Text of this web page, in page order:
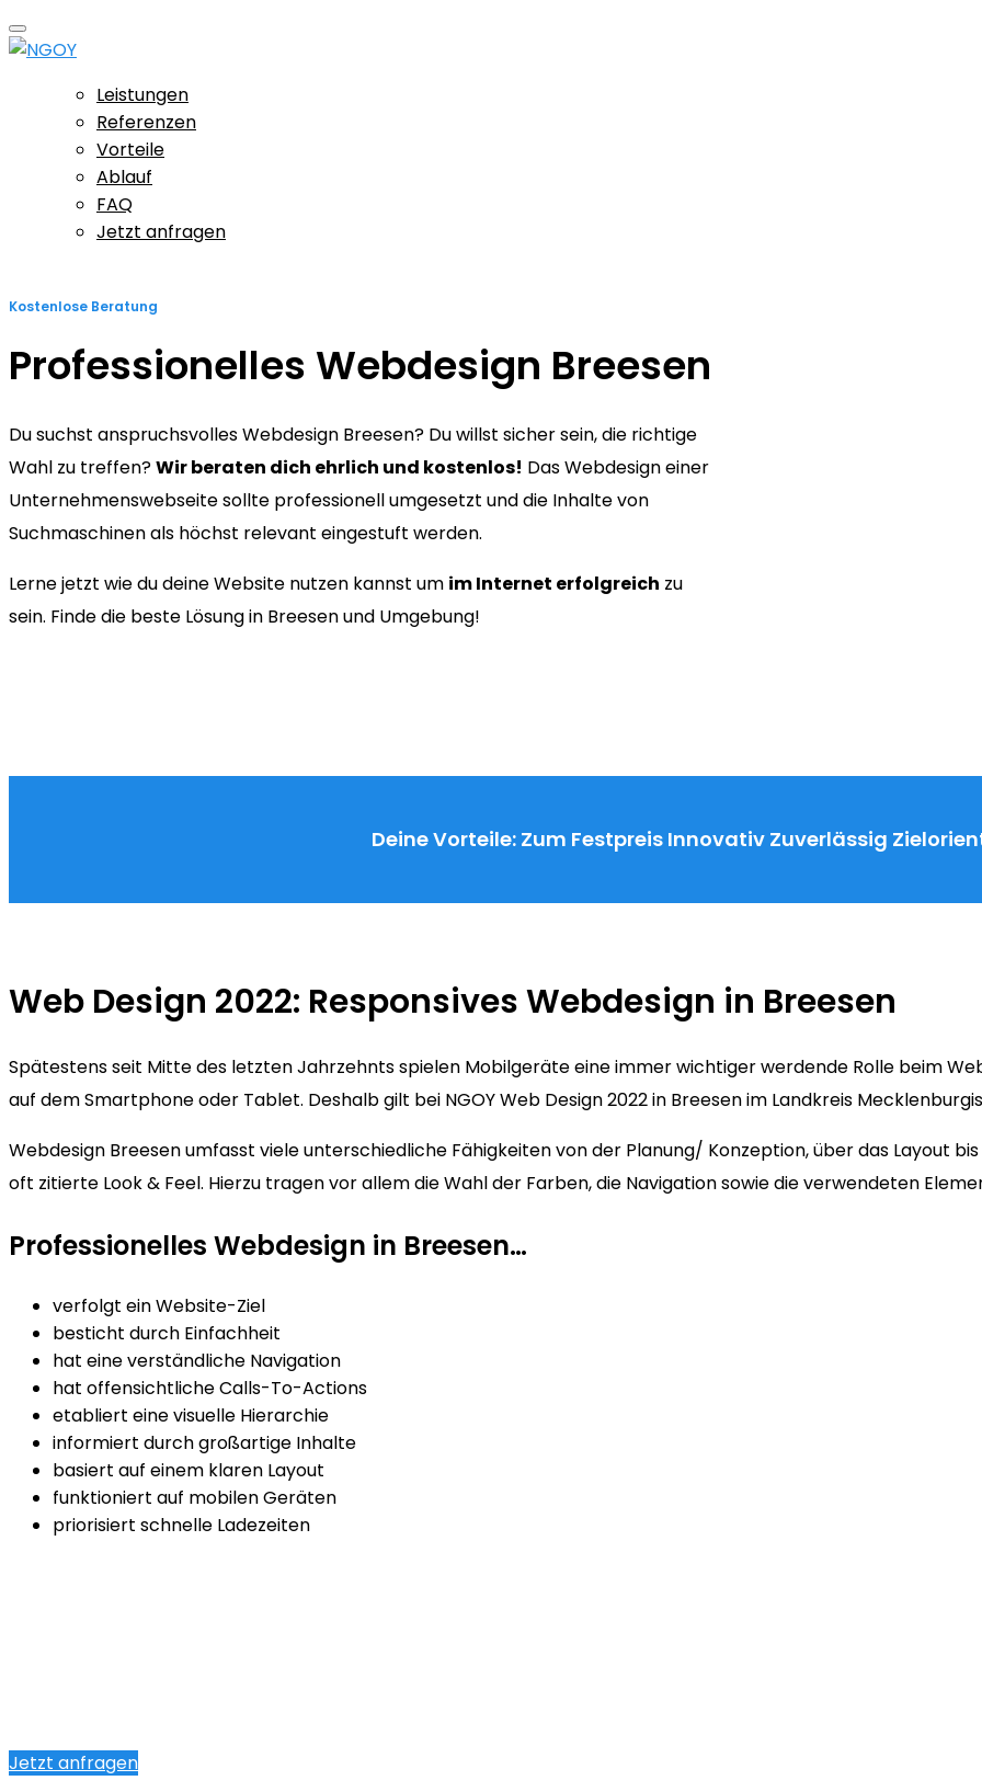
Leistungen
Referenzen
Vorteile
Ablauf
FAQ
Jetzt anfragen
Kostenlose Beratung
Professionelles Webdesign Breesen
Du suchst anspruchsvolles Webdesign Breesen? Du willst sicher sein, die richtige
Wahl zu treffen?Wir beraten dich ehrlich und kostenlos! Das Webdesign einer
Unternehmenswebseite sollte professionell umgesetzt und die Inhalte von
Suchmaschinen als höchst relevant eingestuft werden.
Lerne jetzt wie du deine Website nutzen kannst um im Internet erfolgreich zu
sein. Finde die beste Lösung in Breesen und Umgebung!
Deine Vorteile: Zum Festpreis Innovativ Zuverlässig
Web Design 2022: Responsives Webdesign in Breesen
Spätestens seit Mitte des letzten Jahrzehnts spielen Mobilgeräte eine immer wichtiger werdende Rolle beim
auf dem Smartphone oder Tablet. Deshalb gilt bei NGOY Web Design 2022 in Breesen im Landkreis
Webdesign Breesen umfasst viele unterschiedliche Fähigkeiten von der Planung/ Konzeption, über das Layout bis
oft zitierte Look & Feel. Hierzu tragen vor allem die Wahl der Farben, die Navigation sowie die verwendeten
Professionelles Webdesign in Breesen…
verfolgt ein Website-Ziel
besticht durch Einfachheit
hat eine verständliche Navigation
hat offensichtliche Calls-To-Actions
etabliert eine visuelle Hierarchie
informiert durch großartige Inhalte
basiert auf einem klaren Layout
funktioniert auf mobilen Geräten
priorisiert schnelle Ladezeiten
Jetzt anfragen